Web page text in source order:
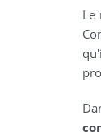
Le